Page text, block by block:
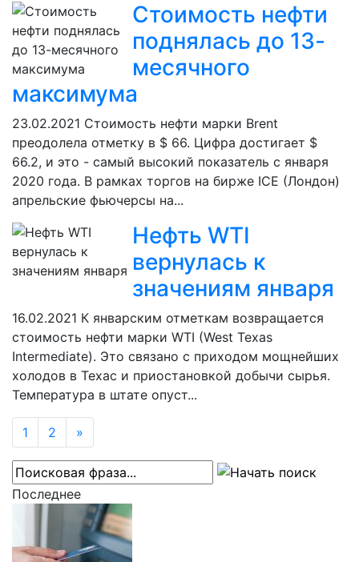
Стоимость нефти
поднялась до 13-
месячного
максимума
23.02.2021 Стоимость нефти марки Brent
преодолела отметку в $ 66. Цифра достигает $
66.2, и это - самый высокий показатель с января
2020 года. В рамках торгов на бирже ICE (Лондон)
апрельские фьючерсы на...
Нефть WTI
вернулась к
значениям января
16.02.2021 К январским отметкам возвращается
стоимость нефти марки WTI (West Texas
Intermediate). Это связано с приходом мощнейших
холодов в Техас и приостановкой добычи сырья.
Температура в штате опуст...
1 2 »
Последнее